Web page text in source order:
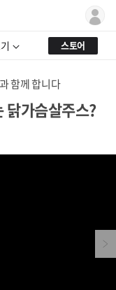
스토어
과 함께 합니다
가슴살주스?
Next